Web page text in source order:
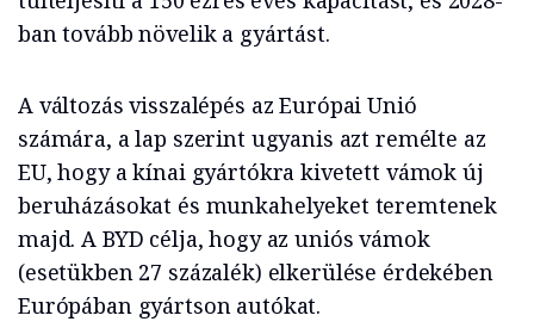
ban tovább növelik a gyártást.
A változás visszalépés az Európai Unió
számára, a lap szerint ugyanis azt remélte az
EU, hogy a kínai gyártókra kivetett vámok új
beruházásokat és munkahelyeket teremtenek
majd. A BYD célja, hogy az uniós vámok
(esetükben 27 százalék) elkerülése érdekében
Európában gyártson autókat.